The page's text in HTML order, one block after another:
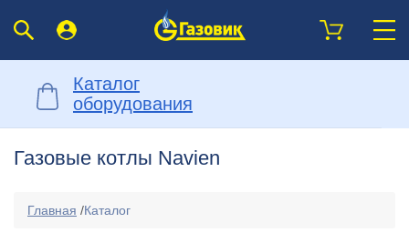
Каталог
оборудования
Газовые котлы Navien
Главная /Каталог